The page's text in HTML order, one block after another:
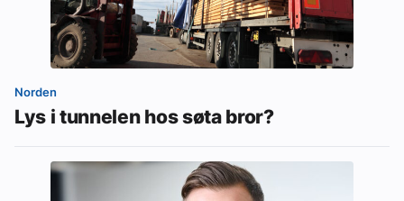
Norden
Lys i tunnelen hos søta bror?